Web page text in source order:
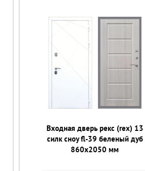
Входная дверь рекс (rex) 13
силк сноу fl-39 беленый дуб
860х2050 мм